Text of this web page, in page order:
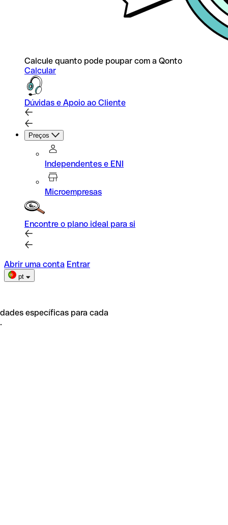
Calcule quanto pode poupar com a Qonto
Calcular
Dúvidas e Apoio ao Cliente
Preços
Independentes e ENI
Microempresas
Encontre o plano ideal para si
Abrir uma conta Entrar
pt
específicas para cada